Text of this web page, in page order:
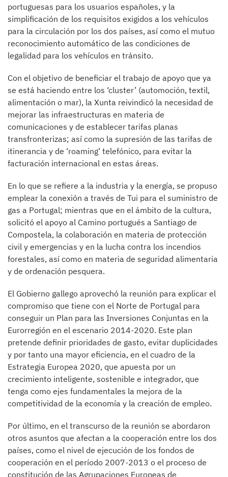
portuguesas para los usuarios españoles, y la
simplificación de los requisitos exigidos a los vehículos
para la circulación por los dos países, así como el mutuo
reconocimiento automático de las condiciones de
legalidad para los vehículos en tránsito.
Con el objetivo de beneficiar el trabajo de apoyo que ya
se está haciendo entre los ‘cluster’ (automoción, textil,
alimentación o mar), la Xunta reivindicó la necesidad de
mejorar las infraestructuras en materia de
comunicaciones y de establecer tarifas planas
transfronterizas; así como la supresión de las tarifas de
itinerancia y de ‘roaming’ telefónico, para evitar la
facturación internacional en estas áreas.
En lo que se refiere a la industria y la energía, se propuso
emplear la conexión a través de Tui para el suministro de
gas a Portugal; mientras que en el ámbito de la cultura,
solicitó el apoyo al Camino portugués a Santiago de
Compostela, la colaboración en materia de protección
civil y emergencias y en la lucha contra los incendios
forestales, así como en materia de seguridad alimentaria
y de ordenación pesquera.
El Gobierno gallego aprovechó la reunión para explicar el
compromiso que tiene con el Norte de Portugal para
conseguir un Plan para las Inversiones Conjuntas en la
Eurorregión en el escenario 2014-2020. Este plan
pretende definir prioridades de gasto, evitar duplicidades
y por tanto una mayor eficiencia, en el cuadro de la
Estrategia Europea 2020, que apuesta por un
crecimiento inteligente, sostenible e integrador, que
tenga como ejes fundamentales la mejora de la
competitividad de la economía y la creación de empleo.
Por último, en el transcurso de la reunión se abordaron
otros asuntos que afectan a la cooperación entre los dos
países, como el nivel de ejecución de los fondos de
cooperación en el período 2007-2013 o el proceso de
constitución de las Agrupaciones Europeas de